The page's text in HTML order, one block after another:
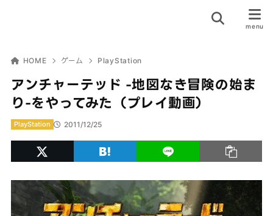
HOME ゲーム PlayStation
アンチャーテッド -地図なき冒険の始ま
り-をやってみた（プレイ動画）
2011/12/25
PlayStation